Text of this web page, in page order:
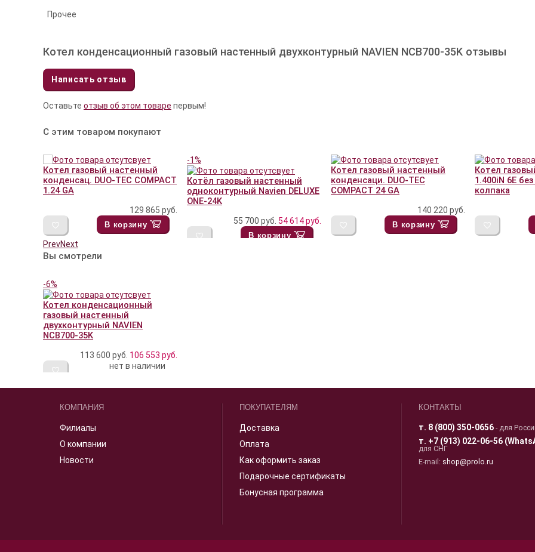
Прочее
Котел конденсационный газовый настенный двухконтурный NAVIEN NCB700-35K отзывы
Написать отзыв
Оставьте отзыв об этом товаре первым!
С этим товаром покупают
Котел газовый настенный
конденсац. DUO-TEC COMPACT
1.24 GA
129 865 руб.
В корзину
-1%
Котёл газовый настенный
одноконтурный Navien DELUXE
ONE-24K
55 700 руб. 54 614руб.
В корзину
Котел газовый настенный
конденсаци. DUO-TEC
COMPACT 24 GA
140 220 руб.
В корзину
Котел
1.400iN 6E
колпака
PrevNext
Вы смотрели
-6%
Котел конденсационный
газовый настенный
двухконтурный NAVIEN
NCB700-35K
113 600 руб. 106 553 руб.
нет в наличии
КОМПАНИЯ
Филиалы
О компании
Новости
ПОКУПАТЕЛЯМ
Доставка
Оплата
Как оформить заказ
Подарочные сертификаты
Бонусная программа
КОНТАКТЫ
т. 8 (800) 350-0656 - для
т. +7 (913) 022-06-56
для СНГ
E-mail: shop@prolo.ru